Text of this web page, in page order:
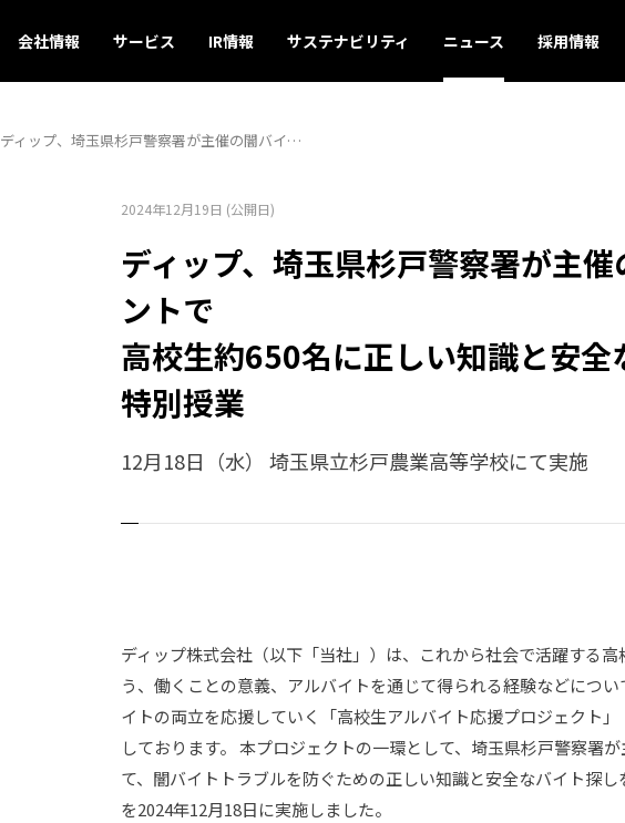
会社情報 サービス IR情報 サステナビリティ ニュース 採用情報
ディップ、埼玉県杉戸警察署が主催の闇バイ…
2024年12月19日 (公開日)
ディップ、埼玉県杉戸警察署が主
ントで
高校生約650名に正しい知識と安全
特別授業
12月18日（水） 埼玉県立杉戸農業高等学校にて実施
ディップ株式会社（以下「当社」）は、これから社会で活躍する
う、働くことの意義、アルバイトを通じて得られる経験などにつ
イトの両立を応援していく「高校生アルバイト応援プロジェクト
しております。 本プロジェクトの一環として、埼玉県杉戸警察署
て、闇バイトトラブルを防ぐための正しい知識と安全なバイト探し
を2024年12月18日に実施しました。